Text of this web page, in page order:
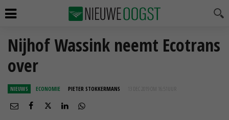
Nijhof Wassink neemt Ecotrans
over
NIEUWS ECONOMIE PIETER STOKKERMANS 13 DEC 2019 OM 16:51